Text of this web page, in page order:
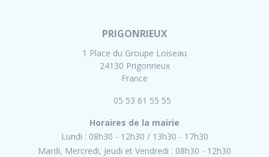
PRIGONRIEUX
1 Place du Groupe Loiseau
24130 Prigonrieux
France
05 53 61 55 55
Horaires de la mairie
Lundi : 08h30 - 12h30
13h30 - 17h30
Mardi, Mercredi, Jeudi et Vendredi : 08h30 - 12h30